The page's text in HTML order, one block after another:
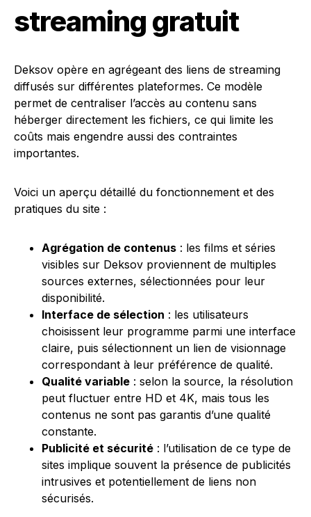
streaming gratuit
Deksov opère en agrégeant des liens de streaming
diffusés sur différentes plateformes. Ce modèle
permet de centraliser l’accès au contenu sans
héberger directement les fichiers, ce qui limite les
coûts mais engendre aussi des contraintes
importantes.
Voici un aperçu détaillé du fonctionnement et des
pratiques du site :
Agrégation de contenus : les films et séries
visibles sur Deksov proviennent de multiples
sources externes, sélectionnées pour leur
disponibilité.
Interface de sélection : les utilisateurs
choisissent leur programme parmi une interface
claire, puis sélectionnent un lien de visionnage
correspondant à leur préférence de qualité.
Qualité variable : selon la source, la résolution
peut fluctuer entre HD et 4K, mais tous les
contenus ne sont pas garantis d’une qualité
constante.
Publicité et sécurité : l’utilisation de ce type de
sites implique souvent la présence de publicités
intrusives et potentiellement de liens non
sécurisés.